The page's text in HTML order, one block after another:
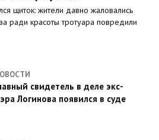
щиток: жители давно жаловались
ради красоты тротуара повредили
свидетель в деле экс-
Логинова появился в суде